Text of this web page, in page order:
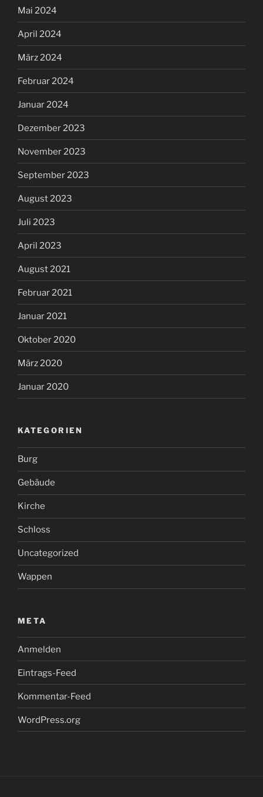
Mai 2024
April 2024
März 2024
Februar 2024
Januar 2024
Dezember 2023
November 2023
September 2023
August 2023
Juli 2023
April 2023
August 2021
Februar 2021
Januar 2021
Oktober 2020
März 2020
Januar 2020
KATEGORIEN
Burg
Gebäude
Kirche
Schloss
Uncategorized
Wappen
META
Anmelden
Eintrags-Feed
Kommentar-Feed
WordPress.org